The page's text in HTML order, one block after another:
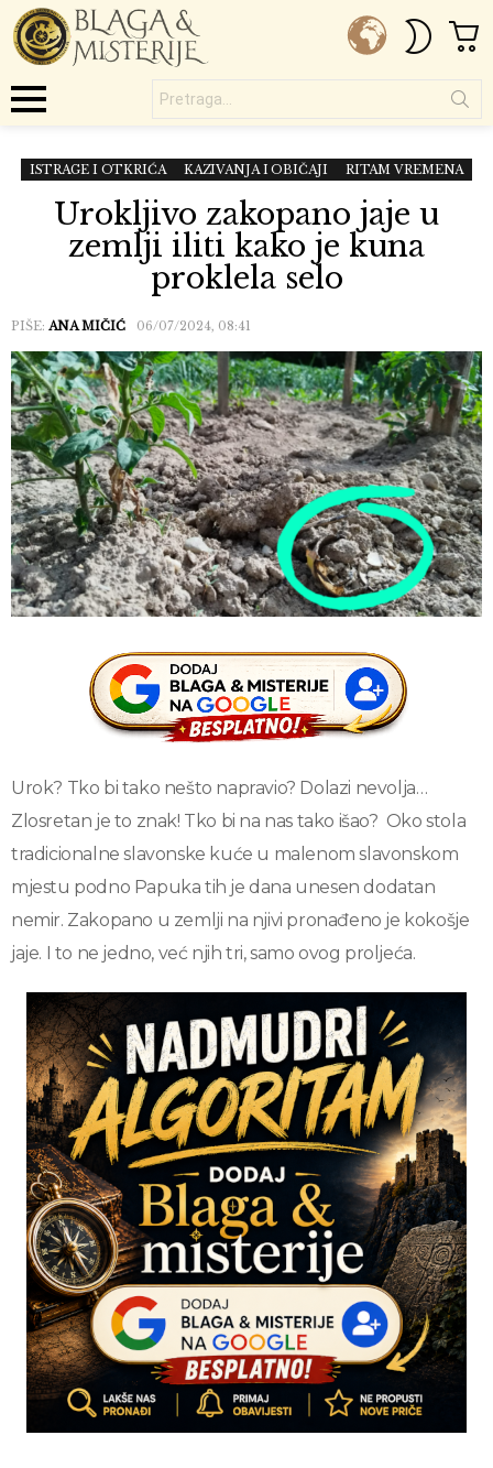
SKIN
ISTRAGE I OTKRIĆA KAZIVANJA I OBIČAJI RITAM VREMENA
Urokljivo zakopano jaje u
zemlji iliti kako je kuna
proklela selo
PIŠE: ANA MIČIĆ 06/07/2024, 08:41
Urok? Tko bi tako nešto napravio? Dolazi nevolja…
Zlosretan je to znak! Tko bi na nas tako išao? Oko stola
tradicionalne slavonske kuće u malenom slavonskom
mjestu podno Papuka tih je dana unesen dodatan
nemir. Zakopano u zemlji na njivi pronađeno je kokošje
jaje. I to ne jedno, već njih tri, samo ovog proljeća.